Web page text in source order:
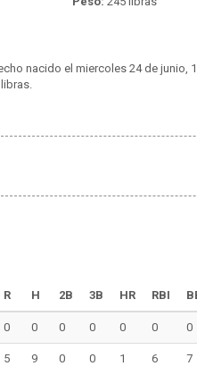
nacido el miercoles 24 de junio,
R H 2B 3B HR RBI
0 0 0 0 0 0 0
5 9 0 0 1 6 7